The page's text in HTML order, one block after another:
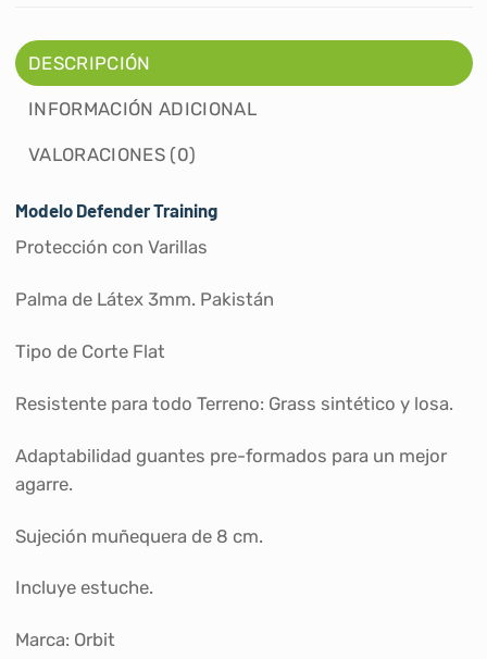
DESCRIPCIÓN
INFORMACIÓN ADICIONAL
VALORACIONES (0)
Modelo Defender Training
Protección con Varillas
Palma de Látex 3mm. Pakistán
Tipo de Corte Flat
Resistente para todo Terreno: Grass sintético y losa.
Adaptabilidad guantes pre-formados para un mejor
agarre.
Sujeción muñequera de 8 cm.
Incluye estuche.
Marca: Orbit